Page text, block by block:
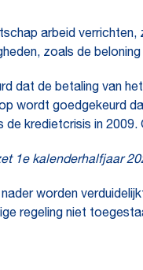
arbeid
zoals de
dat de betaling van
wordt goedgekeurd
kredietcrisis in
1e kalenderhalfjaar
worden
regeling niet